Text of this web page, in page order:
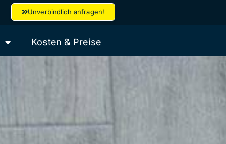
Unverbindlich anfragen!
Kosten & Preise